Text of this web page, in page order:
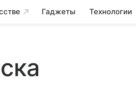
Гаджеты Технологии